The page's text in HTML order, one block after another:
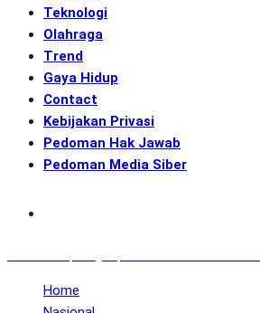
Teknologi
Olahraga
Trend
Gaya Hidup
Contact
Kebijakan Privasi
Pedoman Hak Jawab
Pedoman Media Siber
Home